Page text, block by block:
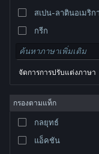
© Valve Corporation สงวนลิขสิทธิ์
และประเทศอื่น
นโยบายความเป็นส่
การช่วยการเข้าถึง|
Steam| การคืนเงิน
สเปน-ลาตินอเมริกา
กรีก
จัดการการปรับแต่งภาษา
กรองตามแท็ก
กลยุทธ์
แอ็คชัน